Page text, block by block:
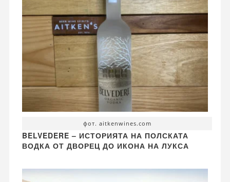
фот. aitkenwines.com
BELVEDERE – ИСТОРИЯТА НА ПОЛСКАТА
ВОДКА ОТ ДВОРЕЦ ДО ИКОНА НА ЛУКСА